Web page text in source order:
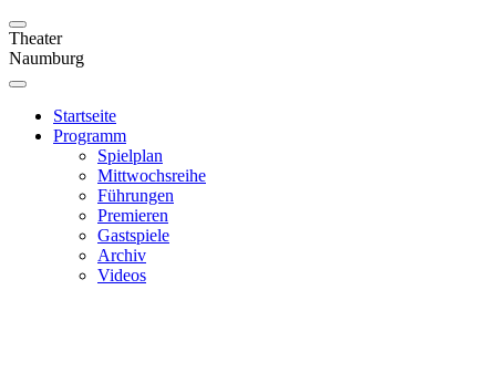
Theater
Naumburg
Startseite
Programm
Spielplan
Mittwochsreihe
Führungen
Premieren
Gastspiele
Archiv
Videos